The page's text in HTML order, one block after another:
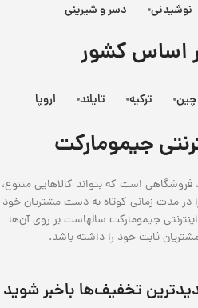
نوشیدنی دسر و شیرینی
اساس کشور
چین ترکیه تایلند اروپا
جیمومارکت
فروشگاهی است که بتواند کالاهایی متنوع،
در مدت زمانی کوتاه به دست مشتریان خود
جیمومارکت سالهاست بر روی آن‌ها
ثابت خود را داشته باشد.
تخفیف‌ها با‌خبر شوید